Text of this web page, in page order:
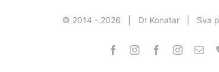
© 2014 -.2026 | Dr Konatar | Sva
FacebookInstagramFacebookInstagram